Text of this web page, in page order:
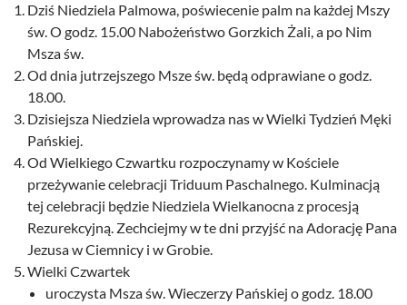
Dziś Niedziela Palmowa, poświecenie palm na każdej Mszy
św. O godz. 15.00 Nabożeństwo Gorzkich Żali, a po Nim
Msza św.
Od dnia jutrzejszego Msze św. będą odprawiane o godz.
18.00.
Dzisiejsza Niedziela wprowadza nas w Wielki Tydzień Męki
Pańskiej.
Od Wielkiego Czwartku rozpoczynamy w Kościele
przeżywanie celebracji Triduum Paschalnego. Kulminacją
tej celebracji będzie Niedziela Wielkanocna z procesją
Rezurekcyjną. Zechciejmy w te dni przyjść na Adorację Pana
Jezusa w Ciemnicy i w Grobie.
Wielki Czwartek
uroczysta Msza św. Wieczerzy Pańskiej o godz. 18.00